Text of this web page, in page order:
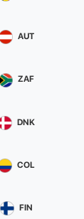
AUT
ZAF
DNK
COL
FIN